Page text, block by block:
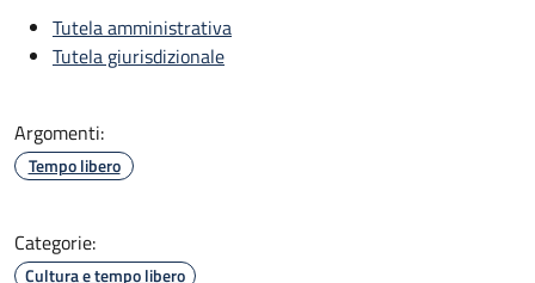
Tutela amministrativa
Tutela giurisdizionale
Argomenti:
Tempo libero
Categorie:
Cultura e tempo libero